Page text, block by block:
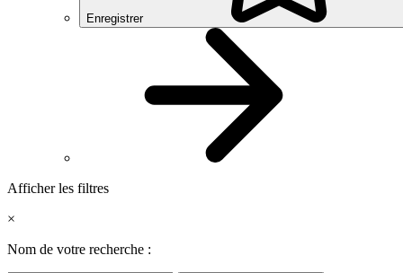
Enregistrer
Afficher les filtres
×
Nom de votre recherche :